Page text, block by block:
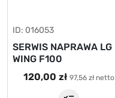
ID: 016053
SERWIS NAPRAWA LG
WING F100
120,00 zł 97,56 zł netto